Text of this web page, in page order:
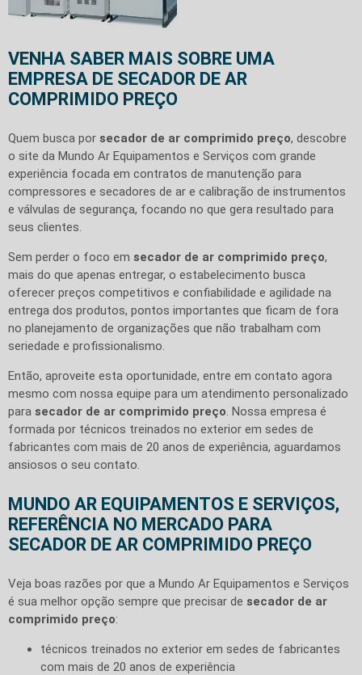
VENHA SABER MAIS SOBRE UMA
EMPRESA DE SECADOR DE AR
COMPRIMIDO PREÇO
Quem busca por secador de ar comprimido preço, descobre
o site da Mundo Ar Equipamentos e Serviços com grande
experiência focada em contratos de manutenção para
compressores e secadores de ar e calibração de instrumentos
e válvulas de segurança, focando no que gera resultado para
seus clientes.
Sem perder o foco em secador de ar comprimido preço,
mais do que apenas entregar, o estabelecimento busca
oferecer preços competitivos e confiabilidade e agilidade na
entrega dos produtos, pontos importantes que ficam de fora
no planejamento de organizações que não trabalham com
seriedade e profissionalismo.
Então, aproveite esta oportunidade, entre em contato agora
mesmo com nossa equipe para um atendimento personalizado
para secador de ar comprimido preço. Nossa empresa é
formada por técnicos treinados no exterior em sedes de
fabricantes com mais de 20 anos de experiência, aguardamos
ansiosos o seu contato.
MUNDO AR EQUIPAMENTOS E SERVIÇOS,
REFERÊNCIA NO MERCADO PARA
SECADOR DE AR COMPRIMIDO PREÇO
Veja boas razões por que a Mundo Ar Equipamentos e Serviços
é sua melhor opção sempre que precisar de secador de ar
comprimido preço:
técnicos treinados no exterior em sedes de fabricantes
com mais de 20 anos de experiência